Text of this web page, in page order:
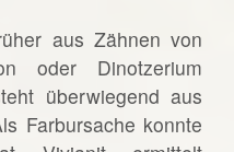
aus Zähnen von
oder Dinotzerium
überwiegend aus
Farbursache konnte